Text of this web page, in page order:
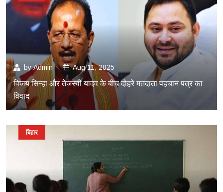
byAdmin Aug 11, 2025
विजय सिन्हा और तेजस्वी यादव के बीच दोहरे मतदाता पहचान पत्र का
विवाद
बिहार